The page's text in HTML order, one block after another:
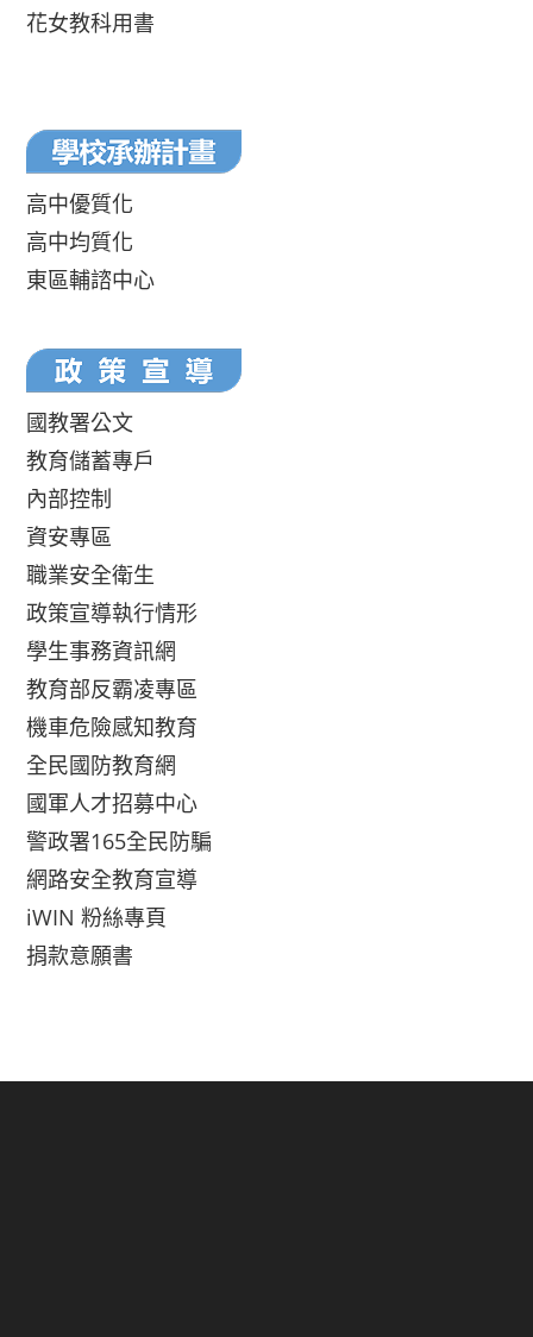
花女教科用書
高中優質化
高中均質化
東區輔諮中心
國教署公文
教育儲蓄專戶
內部控制
資安專區
職業安全衛生
政策宣導執行情形
學生事務資訊網
教育部反霸凌專區
機車危險感知教育
全民國防教育網
國軍人才招募中心
警政署165全民防騙
網路安全教育宣導
iWIN 粉絲專頁
捐款意願書